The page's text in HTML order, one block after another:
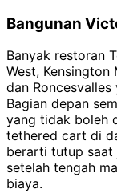
Bangunan
Banyak restoran
West,
dan
Bagian depan
yang tidak boleh
tethered cart di
berarti tutup saat
setelah tengah
biaya.